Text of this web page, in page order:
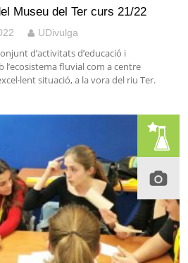
Museu del Ter curs 21/22
UDivulga
d’activitats d’educació i
fluvial com a centre
situació, a la vora del riu Ter.